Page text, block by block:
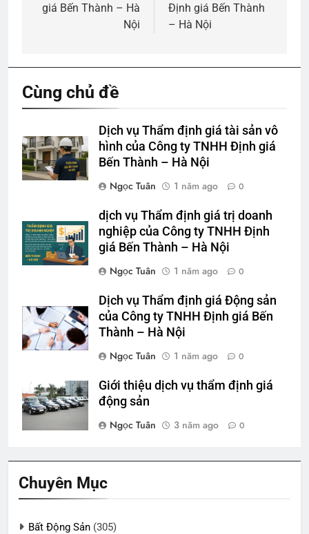
viết
giá Bến Thành – Hà
Nội
Định giá Bến Thành
– Hà Nội
Cùng chủ đề
Dịch vụ Thẩm định giá tài sản vô
hình của Công ty TNHH Định giá
Bến Thành – Hà Nội
Ngọc Tuân
1 năm ago 0
dịch vụ Thẩm định giá trị doanh
nghiệp của Công ty TNHH Định
giá Bến Thành – Hà Nội
Ngọc Tuân
1 năm ago 0
Dịch vụ Thẩm định giá Động sản
của Công ty TNHH Định giá Bến
Thành – Hà Nội
Ngọc Tuân
1 năm ago 0
Giới thiệu dịch vụ thẩm định giá
động sản
Ngọc Tuân
3 năm ago 0
Chuyên Mục
Bất Động Sản (305)